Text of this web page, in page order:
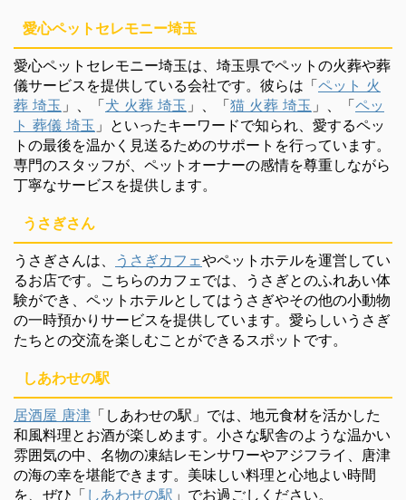
愛心ペットセレモニー埼玉
愛心ペットセレモニー埼玉は、埼玉県でペットの火葬や葬
儀サービスを提供している会社です。彼らは「ペット 火
葬 埼玉 」、「犬 火葬 埼玉 」、「猫 火葬 埼玉 」、「ペッ
ト 葬儀 埼玉 」といったキーワードで知られ、愛するペッ
トの最後を温かく見送るためのサポートを行っています。
専門のスタッフが、ペットオーナーの感情を尊重しながら
丁寧なサービスを提供します。
うさぎさん
うさぎさんは、 うさぎカフェやペットホテルを運営してい
るお店です。こちらのカフェでは、うさぎとのふれあい体
験ができ、ペットホテルとしてはうさぎやその他の小動物
の一時預かりサービスを提供しています。愛らしいうさぎ
たちとの交流を楽しむことができるスポットです。
しあわせの駅
居酒屋 唐津 「しあわせの駅」では、地元食材を活かした
和風料理とお酒が楽しめます。小さな駅舎のような温かい
雰囲気の中、名物の凍結レモンサワーやアジフライ、唐津
の海の幸を堪能できます。美味しい料理と心地よい時間
を、ぜひ「 しあわせの駅 」でお過ごしください。